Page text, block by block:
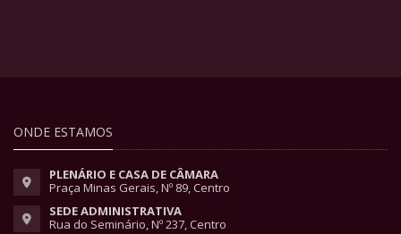
ONDE ESTAMOS
PLENÁRIO E CASA DE CÂMARA
Praça Minas Gerais, Nº 89, Centro
SEDE ADMINISTRATIVA
Rua do Seminário, Nº 237, Centro